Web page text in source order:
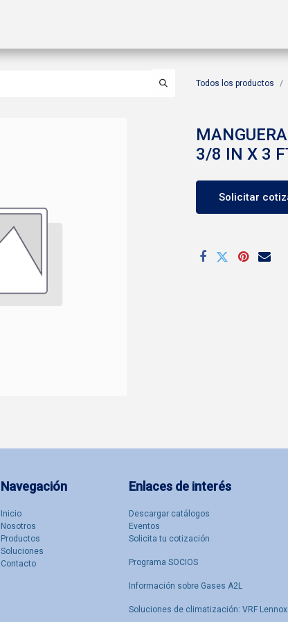
Todos los productos
3/8 IN X 3
Solicitar
Enlaces de interés
Descargar catálogos
Eventos
Solicita tu cotización
Programa SOCIOS
Información sobre Gases A2L
Soluciones de climatización: VRF Lennox
Navegación
Inicio
Nosotro​s
Productos
Soluciones
Contacto